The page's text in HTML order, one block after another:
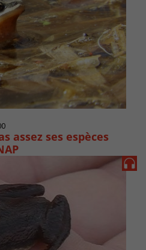
assez ses espèces